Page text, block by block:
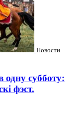
Новости
одну субботу:
фэст.